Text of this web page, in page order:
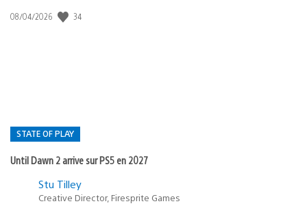
Date
08/04/2026 34
STATE OF PLAY
Until Dawn 2 arrive sur PS5 en 2027
PostéeStu Tilley
Creative Director, Firesprite Games